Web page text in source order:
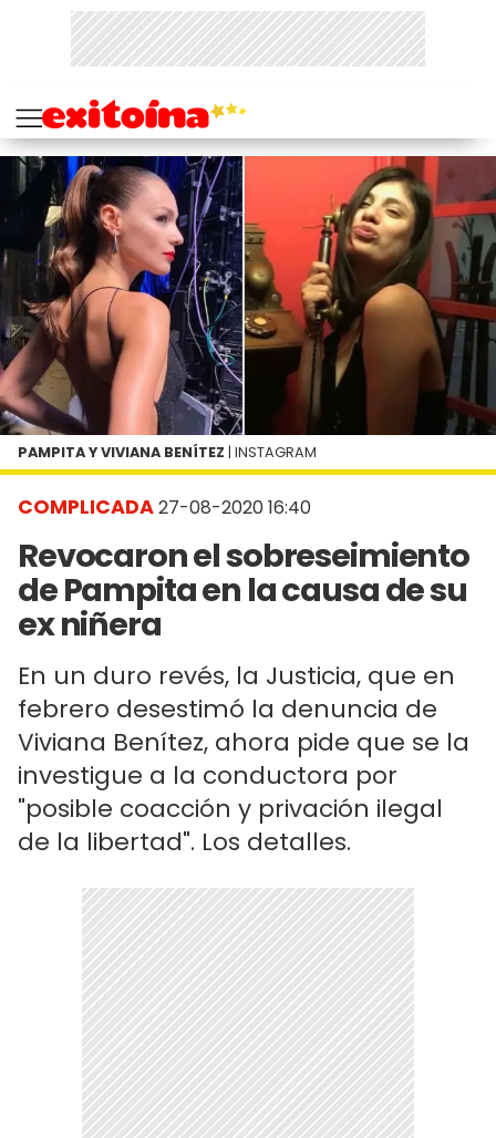
COMPLICADA27-08-2020 16:40
Revocaron el sobreseimiento
de Pampita en la causa de su
ex niñera
En un duro revés, la Justicia, que en
febrero desestimó la denuncia de
Viviana Benítez, ahora pide que se la
investigue a la conductora por
"posible coacción y privación ilegal
de la libertad". Los detalles.
PAMPITA Y VIVIANA BENÍTEZ | INSTAGRAM